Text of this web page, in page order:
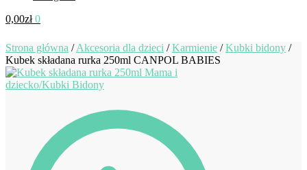
0,00zł 0
Strona główna /Akcesoria dla dzieci /Karmienie /Kubki bidony /
Kubek składana rurka 250ml CANPOL BABIES